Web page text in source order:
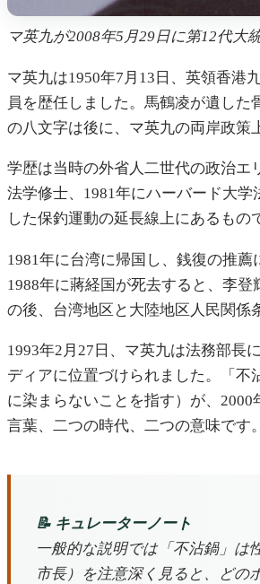
マ英九が2008年5月29日に第12代大
マ英九は1950年7月13日、英領香港
員を歴任しました。馬鶴凌が遺した
の八文字は後に、マ英九の両岸政策
学歴は当時の外省人二世代の政治エ
法学修士、1981年にハーバード大学
した保釣運動の延長線上にあるもの
1981年に台湾に帰国し、銭復の推
1988年に蔣経国が死去すると、李
の後、台湾地区と大陸地区人民関係
1993年2月27日、マ英九は法務部長
ディアに位置づけられました。「不
に染まらないことを指す）が、
言葉、二つの時代、二つの意味です。
📝 キュレーターノート
一般的な説明では「不沾鍋」は
市長）を注意深く見ると、どの